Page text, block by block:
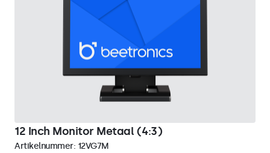
12 Inch Monitor Metaal (4:3)
Artikelnummer: 12VG7M